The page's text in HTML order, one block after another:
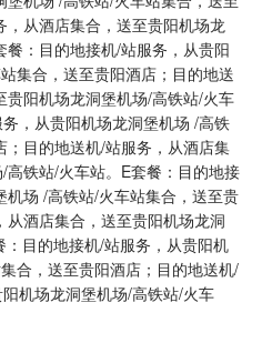
从酒店集合，送至贵阳机场龙
餐：目的地接机/站服务，从贵阳
集合，送至贵阳酒店；目的地送
阳机场龙洞堡机场/高铁站/火车
，从贵阳机场龙洞堡机场 /高铁
目的地送机/站服务，从酒店集
铁站/火车站。 E套餐：目的地接
场 /高铁站/火车站集合，送至贵
酒店集合，送至贵阳机场龙洞
：目的地接机/站服务，从贵阳机
合，送至贵阳酒店；目的地送机/
机场龙洞堡机场/高铁站/火车